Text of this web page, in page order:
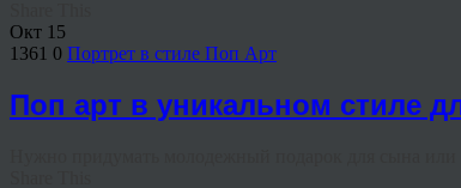
Окт 15
1361 0 Портрет в стиле Поп Арт
Поп арт в уникальном стиле